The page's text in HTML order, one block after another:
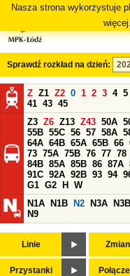
Nasza strona wykorzystuje
więcej.
Sprawdź rozkład na dzień:
Z Z1 Z2 0 1 2 3 4 5
41 43 45
Z3 Z6 Z13 Z43 50A
55B 55C 56 57 58A
64A 64B 65A 65B 66
73 75A 75B 76 77 78
84B 85A 85B 86 87A
91C 92A 92B 93 94
G1 G2 H
W
N1A
N1B N2 N3A N3B
N9
Linie
Przystanki